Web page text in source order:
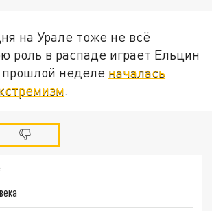
на Урале тоже не всё
роль в распаде играет Ельцин
неделе началась
.